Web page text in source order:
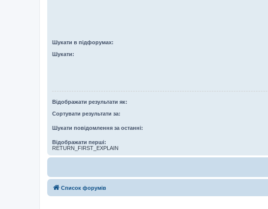
Шукати в підфорумах:
Шукати:
Відображати результати як:
Сортувати результати за:
Шукати повідомлення за останні:
Відображати перші:
RETURN_FIRST_EXPLAIN
Список форумів